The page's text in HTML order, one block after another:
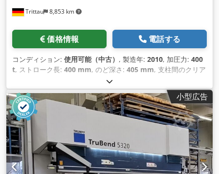
Trittau 8,853 km
価格情報 電話する
コンディション: 使用可能（中古） , 製造年: 2010, 加圧力: 400
t, ストローク長: 400 mm, のど深さ: 405 mm, 支柱間のクリア
6,100 mm
グラム）, 装備:CEマーキング, ドキュメント / マニュアル,
小型広告